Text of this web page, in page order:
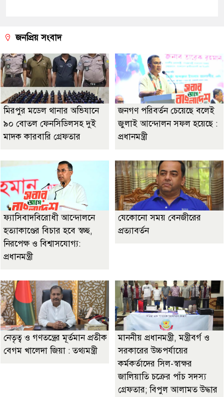
জনপ্রিয় সংবাদ
মিরপুর মডেল থানার অভিযানে
৯০ বোতল ফেনসিডিলসহ দুই
মাদক কারবারি গ্রেফতার
জনগণ পরিবর্তন চেয়েছে বলেই
জুলাই আন্দোলন সফল হয়েছে :
প্রধানমন্ত্রী
ফ্যাসিবাদবিরোধী আন্দোলনে
হত্যাকাণ্ডের বিচার হবে স্বচ্ছ,
নিরপেক্ষ ও বিশ্বাসযোগ্য:
প্রধানমন্ত্রী
যেকোনো সময় বেনজীরের
প্রত্যাবর্তন
নেতৃত্ব ও গণতন্ত্রের মূর্তমান প্রতীক
বেগম খালেদা জিয়া : তথ্যমন্ত্রী
মাননীয় প্রধানমন্ত্রী, মন্ত্রীবর্গ ও
সরকারের উচ্চপর্যায়ের
কর্মকর্তাদের সিল-স্বাক্ষর
জালিয়াতি চক্রের পাঁচ সদস্য
গ্রেফতার; বিপুল আলামত উদ্ধার